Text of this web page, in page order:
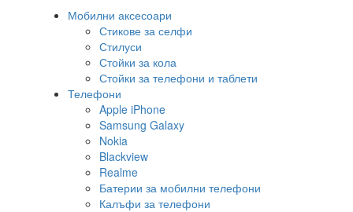
Мобилни аксесоари
Стикове за селфи
Стилуси
Стойки за кола
Стойки за телефони и таблети
Телефони
Apple iPhone
Samsung Galaxy
Nokia
Blackview
Realme
Батерии за мобилни телефони
Калъфи за телефони